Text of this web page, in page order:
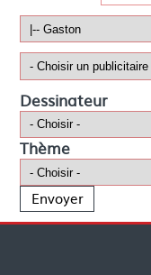
Dessinateur
Thème